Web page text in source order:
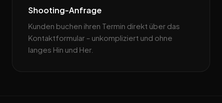
Shooting-Anfrage
Kunden buchen ihren Termin direkt über das
Kontaktformular – unkompliziert und ohne
langes Hin und Her.